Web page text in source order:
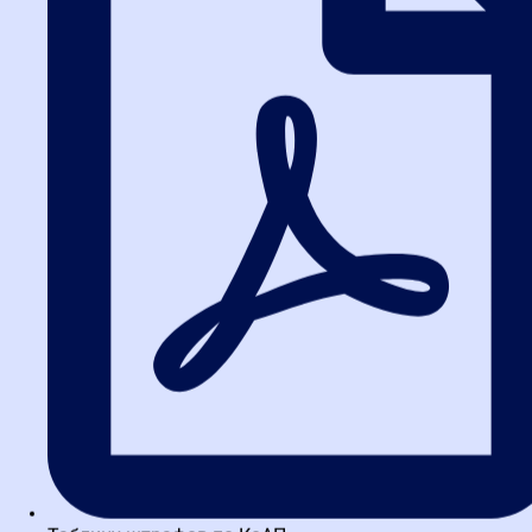
курсы повышения квалификации
просто узнаете, как нажимать кнопки, а поймете логику
Таблица сравнения:
Самообучение vs.
Профессиональные курсы
Чтобы вы могли принять взвешенное решение, сравним два
Самостоятельное
изучение
Курсы повышения
Низкая. Информация
разрозненна, поиск
Актуальность
данных. Вы можете
Гарантия свежих